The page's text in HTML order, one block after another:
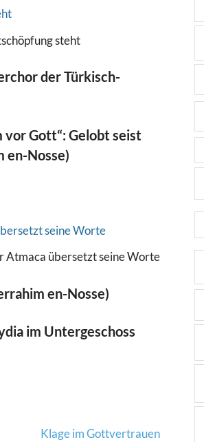
steht
der Türkisch-
vor Gott“: Gelobt seist
en-Nosse)
Atmaca übersetzt seine Worte
en-Nosse)
im Untergeschoss
Klage im Gottvertrauen